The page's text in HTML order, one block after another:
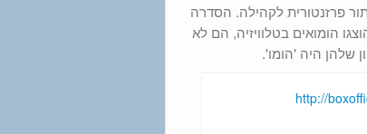
אותנטית וחביבה, אך זה לא המצב ולכן הסדרה הזו מקבלת ציון 0 בתור פרזנטורית לקהילה. הסדרה
מצחיקה) נתקעה איפשהו בשנות ה-90 שבהן אם הוצגו הומואים בטלוויזיה, הם לא
שלהן היה 'הומו'.